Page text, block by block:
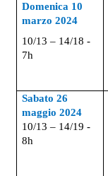
Domenica 10
marzo 2024
10/13 – 14/18 -
7h
Sabato 26
maggio 2024
10/13 – 14/19 -
8h